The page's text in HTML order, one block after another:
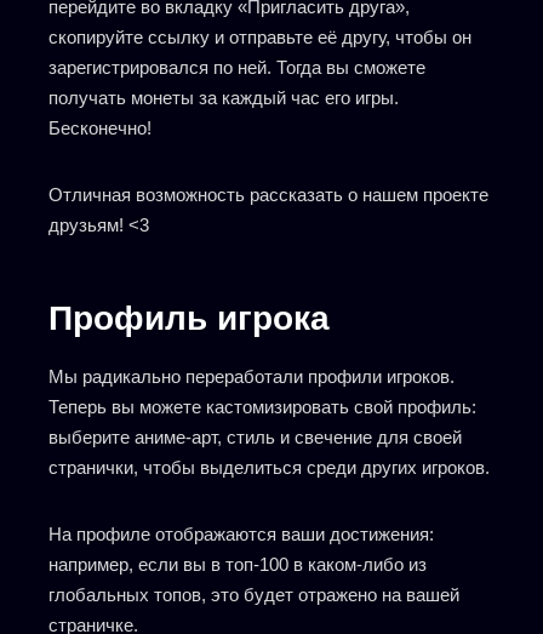
перейдите во вкладку «Пригласить друга»,
скопируйте ссылку и отправьте её другу, чтобы он
зарегистрировался по ней. Тогда вы сможете
получать монеты за каждый час его игры.
Бесконечно!
Отличная возможность рассказать о нашем проекте
друзьям! <3
Профиль игрока
Мы радикально переработали профили игроков.
Теперь вы можете кастомизировать свой профиль:
выберите аниме-арт, стиль и свечение для своей
странички, чтобы выделиться среди других игроков.
На профиле отображаются ваши достижения:
например, если вы в топ-100 в каком-либо из
глобальных топов, это будет отражено на вашей
страничке.